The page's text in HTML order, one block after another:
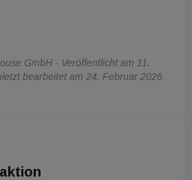
GmbH - Veröffentlicht am 11.
bearbeitet am 24. Februar 2026